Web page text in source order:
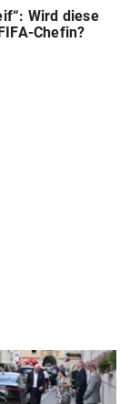
Wird diese
Chefin?